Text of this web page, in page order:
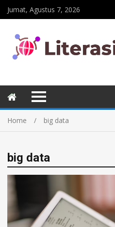
Jumat, Agustus 7, 2026
Home big data
big data